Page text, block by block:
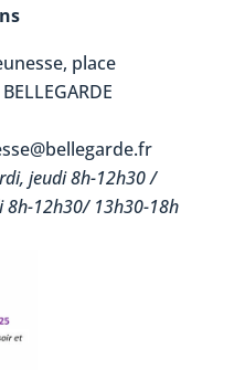
place
jeudi 8h-12h30 /
8h-12h30/ 13h30-18h